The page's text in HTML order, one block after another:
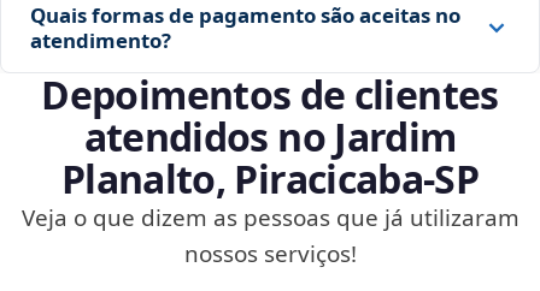
Quais formas de pagamento são aceitas no
atendimento?
Depoimentos de clientes
atendidos no Jardim
Planalto, Piracicaba‑SP
Veja o que dizem as pessoas que já utilizaram
nossos serviços!